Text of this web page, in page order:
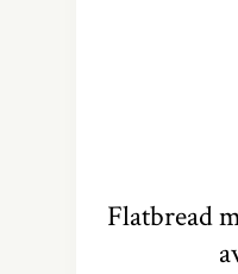
Flatbread